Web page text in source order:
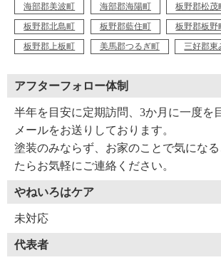
海部郡美波町 海部郡海陽町
板野郡松茂
板野郡北島町
板野郡藍住町
板野郡板野
板野郡上板町
美馬郡つるぎ町 三好郡東
アフターフォロー体制
半年を目安に定期訪問、3か月に一度を
メールをお送りしております。
塗装のみならず、お家のことで気にな
たらお気軽にご連絡ください。
やねいろはケア
未対応
代表者